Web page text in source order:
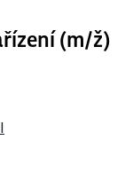
(m/ž)